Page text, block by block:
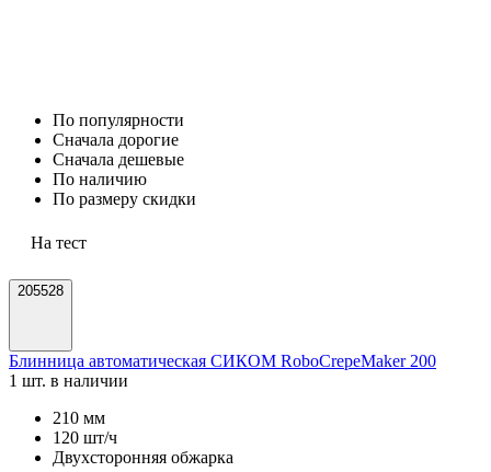
По популярности
Cначала дорогие
Cначала дешевые
По наличию
По размеру скидки
На тест
205528
Блинница автоматическая СИКОМ RoboCrepeMaker 200
1 шт. в наличии
210 мм
120 шт/ч
Двухсторонняя обжарка